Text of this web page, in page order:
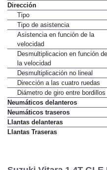
Dirección
Tipo
Tipo de asistencia
Asistencia en función de la
velocidad
Desmultiplicacion en función de
la velocidad
Desmultiplicación no lineal
Dirección a las cuatro ruedas
Diámetro de giro entre bordillos
Neumáticos delanteros
Neumáticos traseros
Llantas delanteras
Llantas Traseras